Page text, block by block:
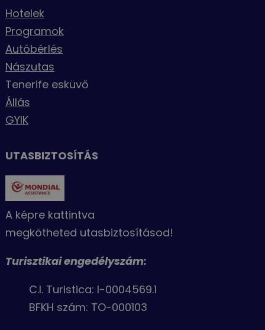
Hotelek
Programok
Autóbérlés
Nászutas
Tenerife esküvő
Állás
GYIK
UTASBIZTOSÍTÁS
A képre kattintva
megkötheted utasbiztosításod!
Turisztikai engedélyszám:
C.I. Turistica: I-0004569.1
BFKH szám: TO-000103